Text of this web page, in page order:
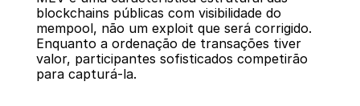
blockchains públicas com visibilidade do
mempool, não um exploit que será corrigido.
Enquanto a ordenação de transações tiver
valor, participantes sofisticados competirão
para capturá-la.